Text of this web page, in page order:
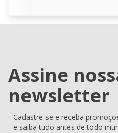
Assine
newsletter
Cadastre-se e receba
e saiba tudo antes de todo